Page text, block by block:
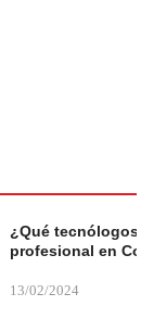
¿Qué tecnólogos
profesional en
13/02/2024